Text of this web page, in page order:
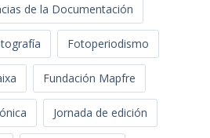
de la Documentación
Fotoperiodismo
Fundación Mapfre
Jornada de edición